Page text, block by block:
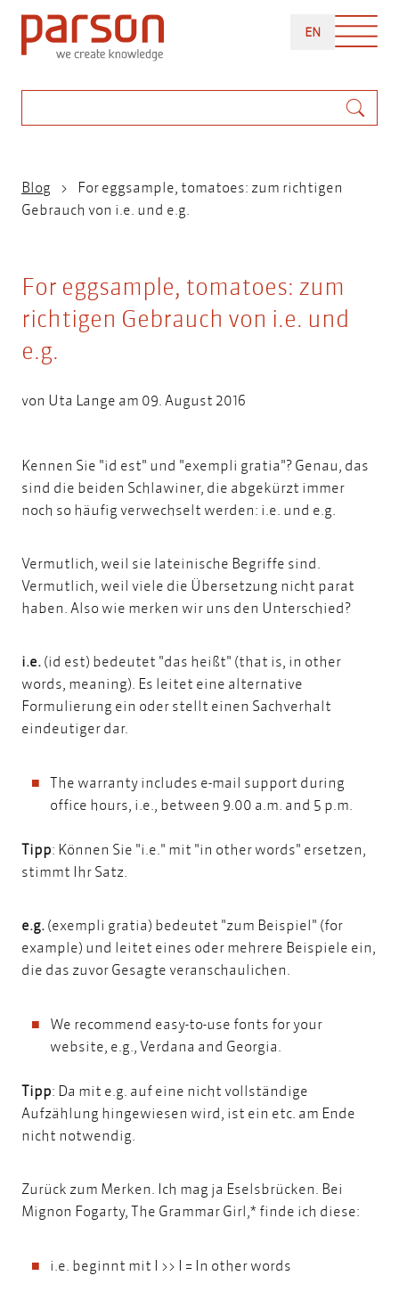
Direkt
zum
Inhalt
ENENGLISH
Pfadnavigation
Blog
For eggsample, tomatoes: zum richtigen
Gebrauch von i.e. und e.g.
For eggsample, tomatoes: zum
richtigen Gebrauch von i.e. und
e.g.
von Uta Lange am 09. August 2016
Kennen Sie "id est" und "exempli gratia"? Genau, das
sind die beiden Schlawiner, die abgekürzt immer
noch so häufig verwechselt werden: i.e. und e.g.
Vermutlich, weil sie lateinische Begriffe sind.
Vermutlich, weil viele die Übersetzung nicht parat
haben. Also wie merken wir uns den Unterschied?
i.e.(id est) bedeutet "das heißt" (that is, in other
words, meaning). Es leitet eine alternative
Formulierung ein oder stellt einen Sachverhalt
eindeutiger dar.
The warranty includes e-mail support during
office hours, i.e., between 9.00 a.m. and 5 p.m.
Tipp: Können Sie "i.e." mit "in other words" ersetzen,
stimmt Ihr Satz.
e.g.(exempli gratia) bedeutet "zum Beispiel" (for
example) und leitet eines oder mehrere Beispiele ein,
die das zuvor Gesagte veranschaulichen.
We recommend easy-to-use fonts for your
website, e.g., Verdana and Georgia.
Tipp: Da mit e.g. auf eine nicht vollständige
Aufzählung hingewiesen wird, ist ein etc. am Ende
nicht notwendig.
Zurück zum Merken. Ich mag ja Eselsbrücken. Bei
Mignon Fogarty, The Grammar Girl,* finde ich diese:
i.e. beginnt mit I >> I = In other words